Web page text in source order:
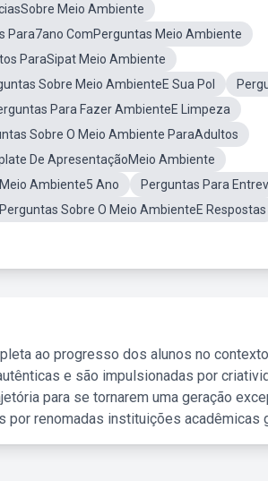
Meio Ambiente
Para7ano ComPerguntas Meio Ambiente
ParaSipat Meio Ambiente
Sobre Meio AmbienteE Sua Pol
Para Fazer AmbienteE Limpeza
Sobre O Meio Ambiente ParaAdultos
De ApresentaçãoMeio Ambiente
Ambiente5 Ano
Perguntas Para
Sobre O Meio AmbienteE Respostas
ao progresso dos alunos no
e são impulsionadas por
para se tornarem uma geração
renomadas instituições acadêmicas